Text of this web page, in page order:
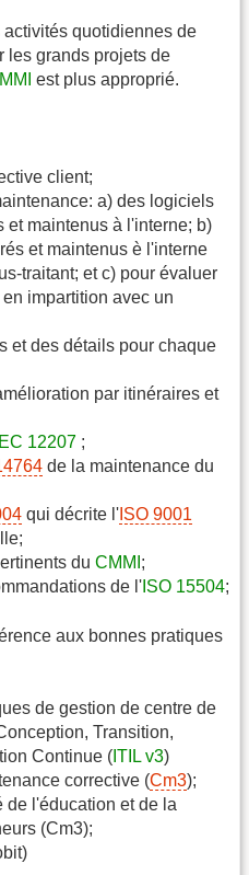
quotidiennes de
les grands projets de
est plus approprié.
client;
a) des logiciels
et maintenus à l'interne; b)
et maintenus è l'interne
traitant; et c) pour évaluer
impartition avec un
et des détails pour chaque
par itinéraires et
12207 ;
de la maintenance du
qui décrite l' ISO 9001
du CMMI ;
de l' ISO 15504;
aux bonnes pratiques
de gestion de centre de
Transition,
Continue ( ITIL v3)
corrective (Cm3);
de l'éducation et de la
(Cm3);